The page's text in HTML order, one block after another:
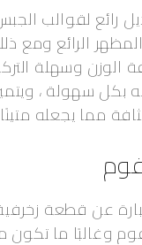
رائع لقوالب الجبس
الرائع ومع
الوزن وسهلة
سهولة ،
مما يجعله
عن قطعة
وغالبًا ما